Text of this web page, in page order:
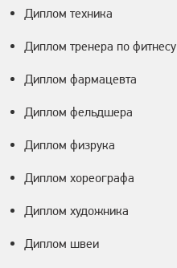
Диплом техника
Диплом тренера по фитнесу
Диплом фармацевта
Диплом фельдшера
Диплом физрука
Диплом хореографа
Диплом художника
Диплом швеи